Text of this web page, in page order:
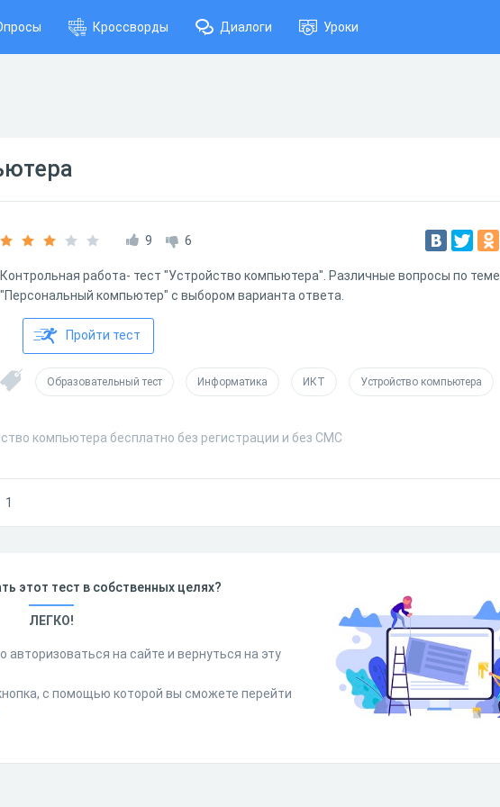
Кроссворды Диалоги Уроки
9 6
Контрольная работа- тест "Устройство компьютера". Различные вопросы по теме
"Персональный компьютер" с выбором варианта ответа.
Пройти тест
Образовательный тест Информатика ИКТ Устройство компьютера
компьютера бесплатно без регистрации и без СМС
1
этот тест в собственных целях?
ЛЕГКО!
на сайте и вернуться на эту
с помощью которой вы сможете перейти